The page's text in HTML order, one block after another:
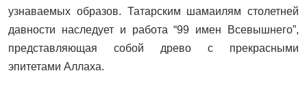
узнаваемых образов. Татарским шамаилям столетней
давности наследует и работа “99 имен Всевышнего”,
представляющая собой древо с прекрасными
эпитетами Аллаха.